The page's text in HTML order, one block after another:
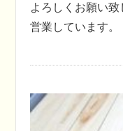
よろしくお願い
営業しています